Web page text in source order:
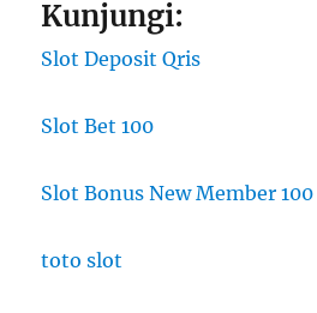
Kunjungi:
Slot Deposit Qris
Slot Bet 100
Slot Bonus New Member 100
toto slot